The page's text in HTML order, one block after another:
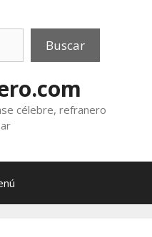
Buscar
célebre, refranero